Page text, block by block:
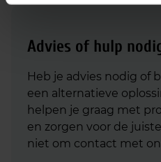
Advies of hulp
Heb je advies nodig of
een alternatieve
helpen je graag met
en zorgen voor de
niet om contact met